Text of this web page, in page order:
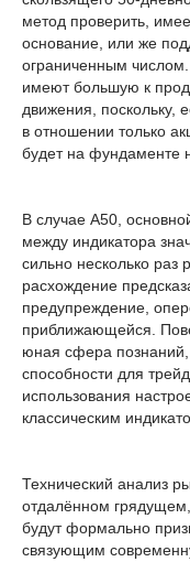
метод проверить,
основание, или же
ограниченным
имеют большую к
движения, поскольку,
в отношении только
будет на фундаменте
В случае A50,
между индикатора
сильно несколько раз
расхождение
предупреждение,
приближающейся.
юная сфера
способности для
использования
классическим
Технический анализ
отдалённом
будут формально
связующим